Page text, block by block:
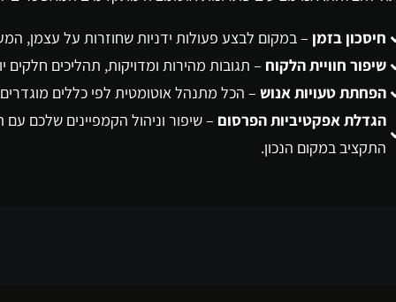
חיסכון בזמן – במקום לבצע פעולות ידניות שחוזרות על עצמן,
שיפור חוויית הלקוח – תגובות מהירות ומדויקות, תהליכים חלקים
הפחתת טעויות אנוש – הכל מתנהל אוטומטית לפי כללים
הגדלת אפקטיביות הפרסום – שיפור וניהול הקמפיינים שלכם
התקציב במקום הנכון.